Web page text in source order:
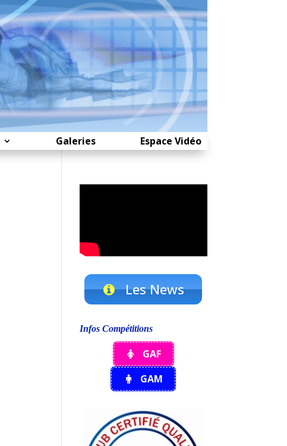
Galeries Espace Vidéo
Les News
Infos Compétitions
GAF
GAM